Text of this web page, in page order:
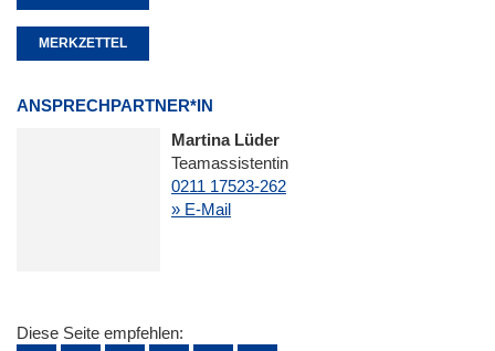
MERKZETTEL
ANSPRECHPARTNER*IN
Martina Lüder
Teamassistentin
0211 17523-262
» E-Mail
Diese Seite empfehlen: